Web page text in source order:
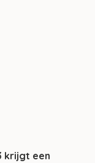
krijgt een